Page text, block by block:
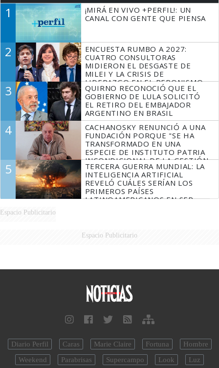
1
¡MIRÁ EN VIVO +PERFIL!: UN
CANAL CON GENTE QUE PIENSA
2
ENCUESTA RUMBO A 2027:
CUATRO CONSULTORAS
MIDIERON EL DESGASTE DE
MILEI Y LA CRISIS DE
LIDERAZGO EN EL PERONISMO
3
QUIRNO RECONOCIÓ QUE EL
GOBIERNO DE LULA SOLICITÓ
EL RETIRO DEL EMBAJADOR
ARGENTINO EN BRASIL
4
CACHANOSKY RENUNCIÓ A UNA
FUNDACIÓN PORQUE "SE HA
TRANSFORMADO EN UNA
ESPECIE DE INSTITUTO PATRIA
INCONDICIONAL DE LA GESTIÓN
DE MILEI"
5
TERCERA GUERRA MUNDIAL: LA
INTELIGENCIA ARTIFICIAL
REVELÓ CUÁLES SERÍAN LOS
PRIMEROS PAÍSES
LATINOAMERICANOS EN SER
Espacio Publicitario
Espacio Publicitario
Diario Perfil Caras Marie Claire Fortuna
Hombre
Weekend
Parabrisas Supercampo Look Luz